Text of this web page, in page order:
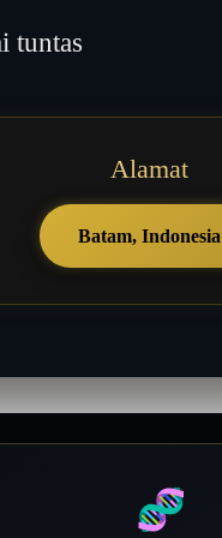
tuntas
Alamat
Batam, Indonesia
🧬